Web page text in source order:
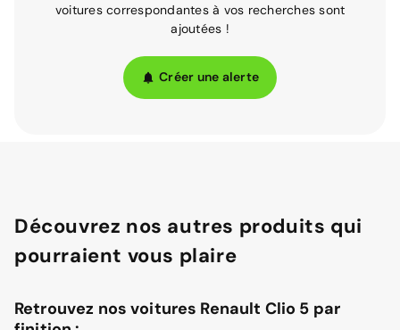
voitures correspondantes à vos recherches sont
ajoutées !
Créer une alerte
Découvrez nos autres produits qui
pourraient vous plaire
Retrouvez nos voitures Renault Clio 5 par